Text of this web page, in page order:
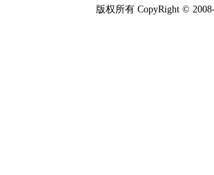
版权所有 CopyRight ©